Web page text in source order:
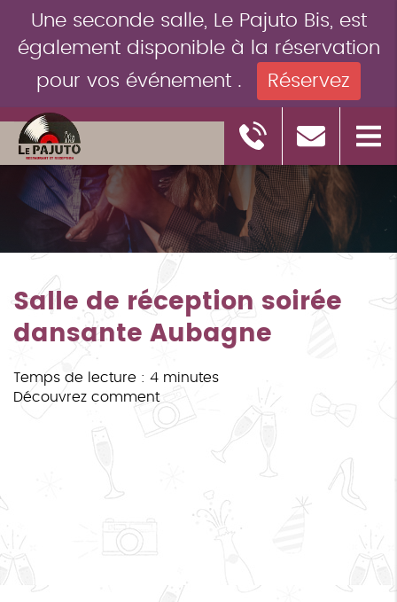
Une seconde salle, Le Pajuto Bis, est
également disponible à la réservation
pour vos événement .
Réservez
Salle de réception soirée
dansante Aubagne
Temps de lecture : 4 minutes
Découvrez comment